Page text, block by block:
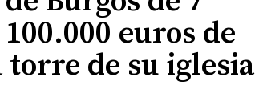
euros de
de su iglesia